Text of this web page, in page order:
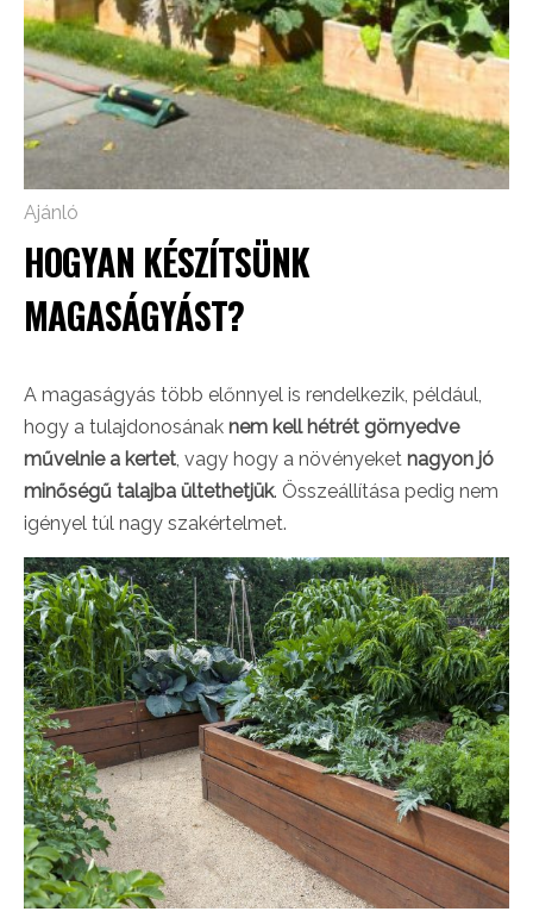
Ajánló
HOGYAN KÉSZÍTSÜNK
MAGASÁGYÁST?
A magaságyás több előnnyel is rendelkezik, például,
hogy a tulajdonosának nem kell hétrét görnyedve
művelnie a kertet , vagy hogy a növényeket nagyon jó
minőségű talajba ültethetjük. Összeállítása pedig nem
igényel túl nagy szakértelmet.